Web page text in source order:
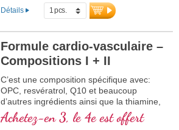
Détails
Formule cardio-vasculaire –
Compositions I + II
C’est une composition spécifique avec:
OPC, resvératrol, Q10 et beaucoup
d’autres ingrédients ainsi que la thiamine,
qui contribue à normaliser la fonction du
cœur. (Compositions I et II)
Achetez-en 3, le 4e est offert